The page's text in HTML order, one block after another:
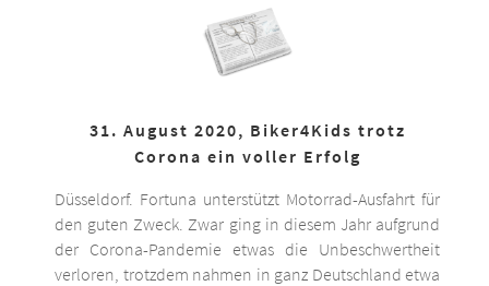
31. August 2020, Biker4Kids trotz
Corona ein voller Erfolg
Düsseldorf. Fortuna unterstützt Motorrad-Ausfahrt für
den guten Zweck. Zwar ging in diesem Jahr aufgrund
der Corona-Pandemie etwas die Unbeschwertheit
verloren, trotzdem nahmen in ganz Deutschland etwa